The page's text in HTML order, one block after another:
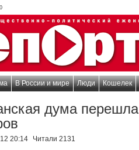
В России и мире Люди Кошелек
дума
20:14
Читали 2131